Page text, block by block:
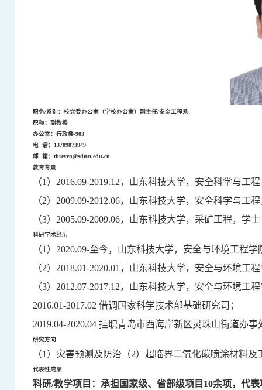
职务/系别：校党委办公室（学校办公室）副主任/安全工程系
职称：副教授
办公室：行政楼-903
电 话：
13789873949
邮 箱： threven@sdust.edu.cn
教育背景
（1 ） 2016.09-2019.12，山东科技大学，安全科学与工
（2） 2009.09-2012.06，山东科技大学，安全科学与工
（3） 2005.09-2009.06，山东科技大学，采矿工程，学士
科研学术经历
（1 ） 2020.09-至今，山东科技大学， 安全与环境工程学
（2） 2018.01-2020.01 ，山东科技大学，安全与环境工
（3） 2012.07-2017.12，山东科技大学，安全与环境工
2016.01-2017.02 借调国家科学技术部基础研究司；
2019.04-2020.04 挂职青岛市西海岸新区灵珠山街道办事
研究方向
（1 ）灾害预测及防治（2） 超临界二氧化碳喷涂材料及
代表性成果
科研/教学项目：承担国家级、 省部级项目 10余项，代表